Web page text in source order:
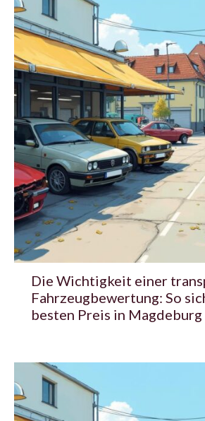
Die Wichtigkeit einer
Fahrzeugbewertung: So
besten Preis in Magdeburg